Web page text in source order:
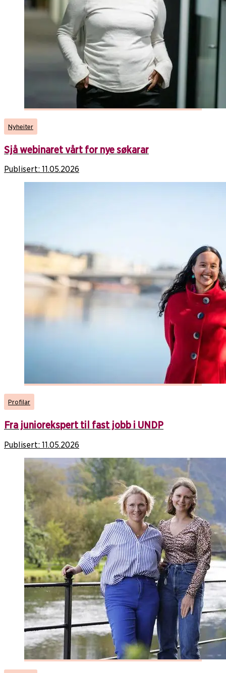
Nyheiter
Sjå webinaret vårt for nye søkarar
Publisert: 11.05.2026
Profilar
Fra juniorekspert til fast jobb i UNDP
Publisert: 11.05.2026